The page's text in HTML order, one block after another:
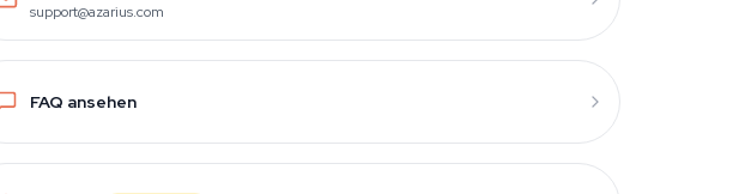
support@azarius.com
FAQ ansehen